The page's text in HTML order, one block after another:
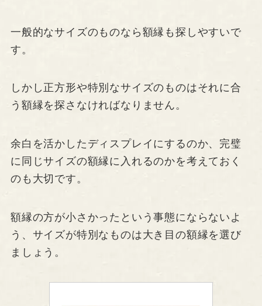
一般的なサイズのものなら額縁も探しやすいで
す。
しかし正方形や特別なサイズのものはそれに合
う額縁を探さなければなりません。
余白を活かしたディスプレイにするのか、完璧
に同じサイズの額縁に入れるのかを考えておく
のも大切です。
額縁の方が小さかったという事態にならないよ
う、サイズが特別なものは大き目の額縁を選び
ましょう。